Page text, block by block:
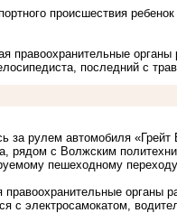
происшествия
правоохранительные органы
последний с
за рулем автомобиля
с Волжским
пешеходному переходу.
органы
с электросамокатом,